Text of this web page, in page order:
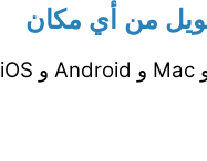
من أي مكان